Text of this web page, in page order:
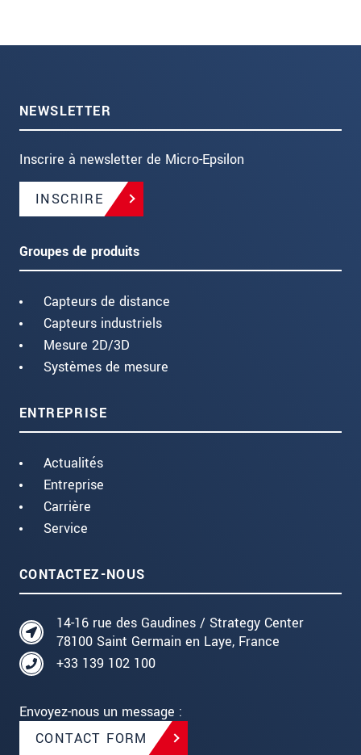
NEWSLETTER
Inscrire à newsletter de Micro-Epsilon
INSCRIRE
Groupes de produits
Capteurs de distance
Capteurs industriels
Mesure 2D/3D
Systèmes de mesure
ENTREPRISE
Actualités
Entreprise
Carrière
Service
CONTACTEZ-NOUS
14-16 rue des Gaudines / Strategy Center
78100 Saint Germain en Laye, France
+33 139 102 100
Envoyez-nous un message :
CONTACT FORM